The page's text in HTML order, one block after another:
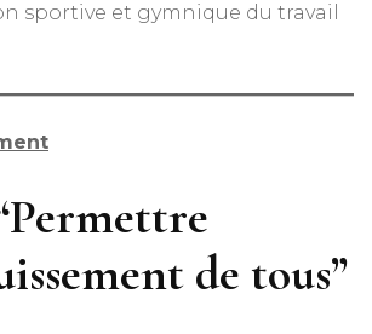
sportive et gymnique du travail
de tous”